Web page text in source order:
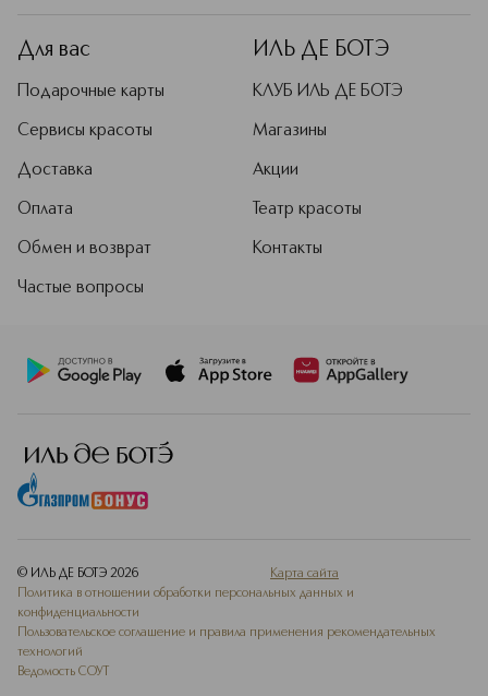
Для вас
Подарочные карты
Сервисы красоты
Доставка
Оплата
Обмен и возврат
Частые вопросы
ИЛЬ ДЕ БОТЭ
КЛУБ ИЛЬ ДЕ БОТЭ
Магазины
Акции
Театр красоты
Контакты
© ИЛЬ ДЕ БОТЭ 2026
Карта сайта
Политика в отношении обработки персональных данных и
конфиденциальности
Пользовательское соглашение и правила применения рекомендательных
технологий
Ведомость СОУТ